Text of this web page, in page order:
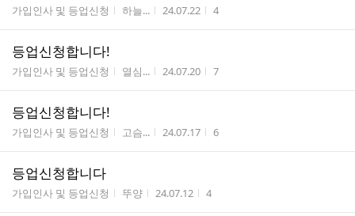
게시판명
가입인사 및 등업신청 작성자
하늘... 작성시간
24.07.22 조회수
4
등업신청합니다!
게시판명
가입인사 및 등업신청 작성자
열심... 작성시간
24.07.20 조회수
7
등업신청합니다!
게시판명
가입인사 및 등업신청 작성자
고슴... 작성시간
24.07.17 조회수
6
등업신청합니다
게시판명
가입인사 및 등업신청 작성자
뚜양 작성시간
24.07.12 조회수
4